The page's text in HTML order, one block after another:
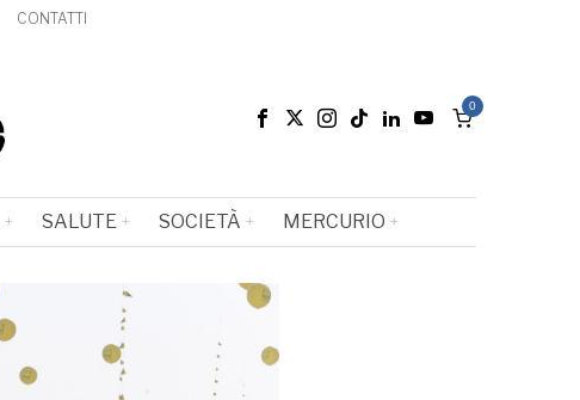
CONTATTI
0
SALUTE SOCIETÀ MERCURIO